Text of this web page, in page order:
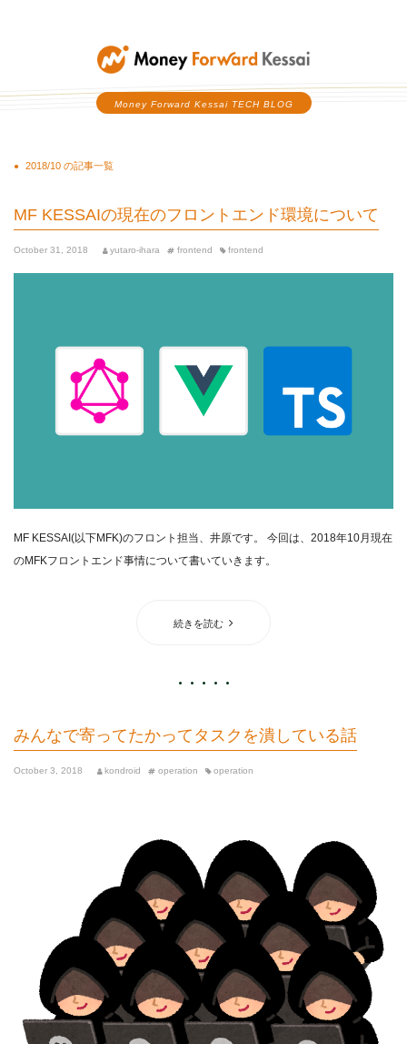
Money Forward Kessai
Money Forward Kessai TECH BLOG
2018/10 の記事一覧
MF KESSAIの現在のフロントエンド環境について
October 31, 2018 yutaro-ihara frontend frontend
MF KESSAI(以下MFK)のフロント担当、井原です。 今回は、2018年10月現在
のMFKフロントエンド事情について書いていきます。
続きを読む
みんなで寄ってたかってタスクを潰している話
October 3, 2018 kondroid operation operation